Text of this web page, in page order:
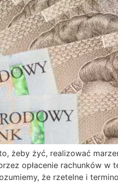
żeby żyć, realizować
opłacenie rachunków
że rzetelne i